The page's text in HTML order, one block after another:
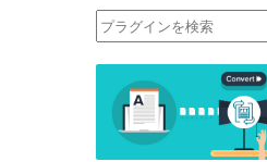
プ
ン